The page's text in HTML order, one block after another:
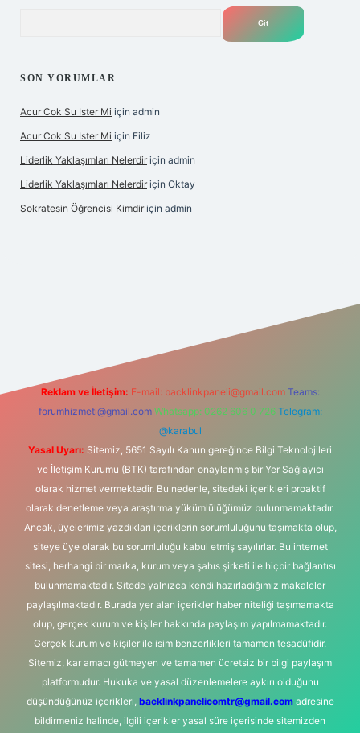
SON YORUMLAR
Acur Cok Su Ister Mi için admin
Acur Cok Su Ister Mi için Filiz
Liderlik Yaklaşımları Nelerdir için admin
Liderlik Yaklaşımları Nelerdir için Oktay
Sokratesin Öğrencisi Kimdir için admin
Reklam ve İletişim: E-mail: backlinkpaneli@gmail.com Teams:
forumhizmeti@gmail.com Whatsapp: 0262 606 0 726 Telegram:
@karabul
Yasal Uyarı: Sitemiz, 5651 Sayılı Kanun gereğince Bilgi Teknolojileri
ve İletişim Kurumu (BTK) tarafından onaylanmış bir Yer Sağlayıcı
olarak hizmet vermektedir. Bu nedenle, sitedeki içerikleri proaktif
olarak denetleme veya araştırma yükümlülüğümüz bulunmamaktadır.
Ancak, üyelerimiz yazdıkları içeriklerin sorumluluğunu taşımakta olup,
siteye üye olarak bu sorumluluğu kabul etmiş sayılırlar. Bu internet
sitesi, herhangi bir marka, kurum veya şahıs şirketi ile hiçbir bağlantısı
bulunmamaktadır. Sitede yalnızca kendi hazırladığımız makaleler
paylaşılmaktadır. Burada yer alan içerikler haber niteliği taşımamakta
olup, gerçek kurum ve kişiler hakkında paylaşım yapılmamaktadır.
Gerçek kurum ve kişiler ile isim benzerlikleri tamamen tesadüfidir.
Sitemiz, kar amacı gütmeyen ve tamamen ücretsiz bir bilgi paylaşım
platformudur. Hukuka ve yasal düzenlemelere aykırı olduğunu
düşündüğünüz içerikleri, backlinkpanelicomtr@gmail.comadresine
bildirmeniz halinde, ilgili içerikler yasal süre içerisinde sitemizden